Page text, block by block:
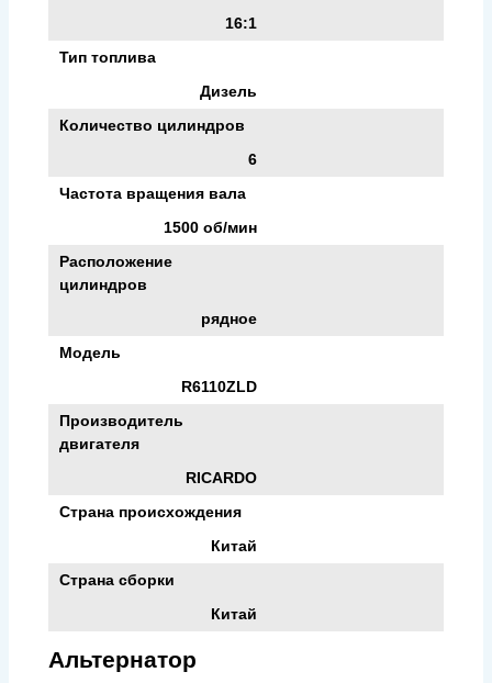
16:1
Тип топлива
Дизель
Количество цилиндров
6
Частота вращения вала
1500 об/мин
Расположение
цилиндров
рядное
Модель
R6110ZLD
Производитель
двигателя
RICARDO
Страна происхождения
Китай
Страна сборки
Китай
Альтернатор